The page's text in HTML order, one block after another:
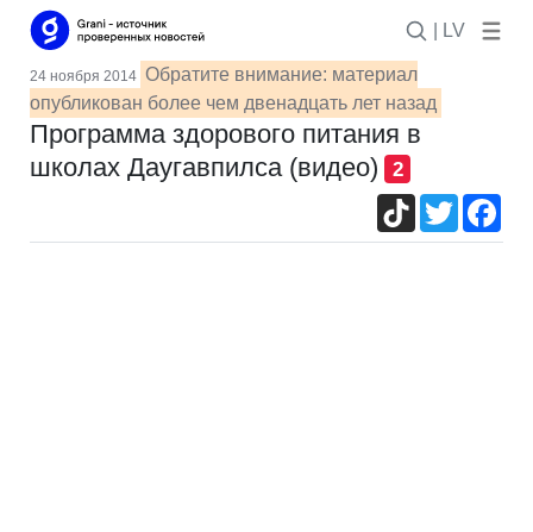
| LV
24 ноября 2014 Обратите внимание: материал
опубликован более чем двенадцать лет назад
Программа здорового питания в
школах Даугавпилса (видео)
2
TikTokTwitter